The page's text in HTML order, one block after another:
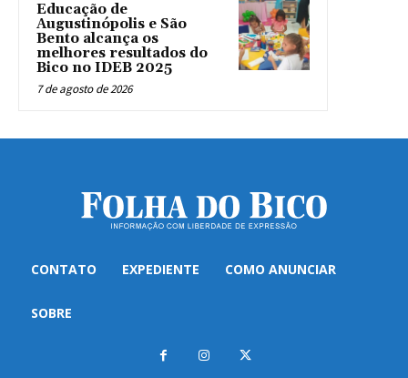
Educação de
Augustinópolis e São
Bento alcança os
melhores resultados do
Bico no IDEB 2025
7 de agosto de 2026
CONTATO EXPEDIENTE COMO ANUNCIAR
SOBRE